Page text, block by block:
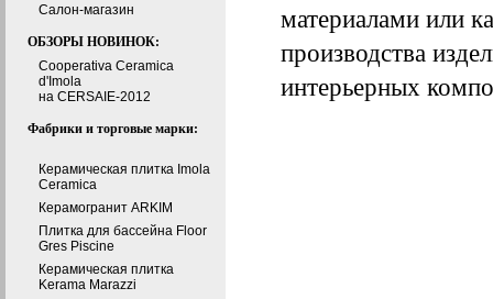
Cалон-магазин
ОБЗОРЫ НОВИНОК:
Cooperativa Ceramica
d'Imola
на CERSAIE-2012
Фабрики и торговые марки:
Керамическая плитка Imola
Ceramica
Керамогранит ARKIM
Плитка для бассейна Floor
Gres Piscine
Керамическая плитка
Kerama Marazzi
материалами или
производства
интерьерных